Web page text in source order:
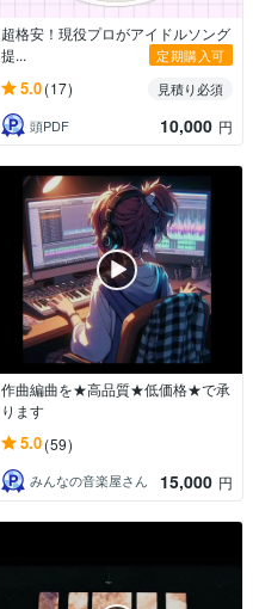
超格安！現役プロがアイドルソング
提...
定期購入可
5.0(17)
見積り必須
頭PDF
10,000 円
作曲編曲を★高品質★低価格★で承
ります
5.0(59)
みんなの音楽屋さん 15,000 円